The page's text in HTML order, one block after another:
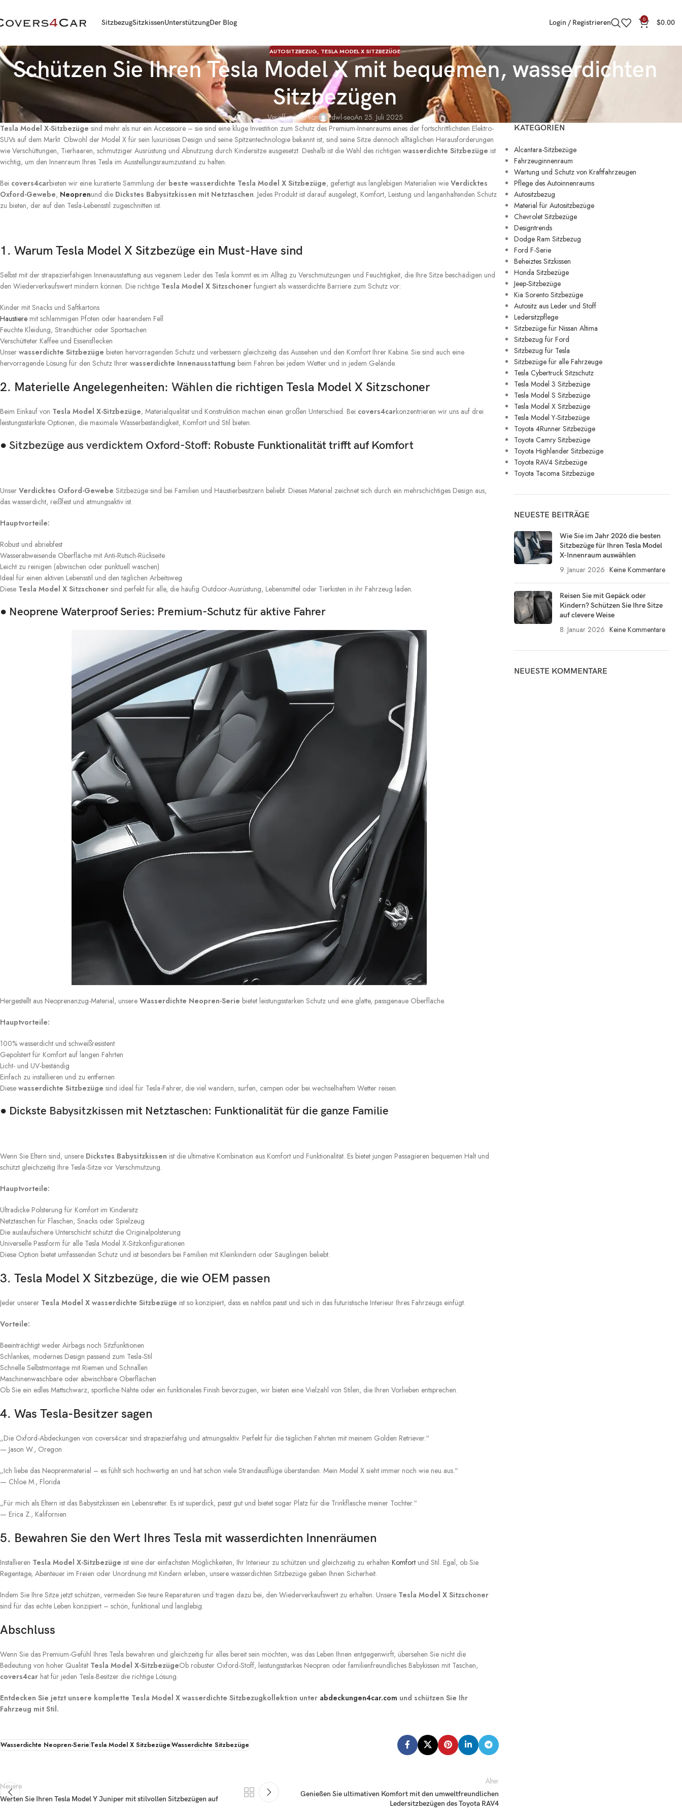
SitzbezugSitzkissenUnterstützungDer Blog Login / Registrieren 0 $0.00
AUTOSITZBEZUG, TESLA MODEL X SITZBEZÜGE
Schützen Sie Ihren Tesla Model X mit bequemen, wasserdichten
Sitzbezügen
Veröffentlicht von cdwl-seoAn 25. Juli 2025
Tesla Model X-Sitzbezüge sind mehr als nur ein Accessoire – sie sind eine kluge Investition zum Schutz des Premium-Innenraums eines der fortschrittlichsten Elektro-
SUVs auf dem Markt. Obwohl der Model X für sein luxuriöses Design und seine Spitzentechnologie bekannt ist, sind seine Sitze dennoch alltäglichen Herausforderungen
wie Verschüttungen, Tierhaaren, schmutziger Ausrüstung und Abnutzung durch Kindersitze ausgesetzt. Deshalb ist die Wahl des richtigen wasserdichte Sitzbezüge ist
wichtig, um den Innenraum Ihres Tesla im Ausstellungsraumzustand zu halten.
Bei covers4carbieten wir eine kuratierte Sammlung der beste wasserdichte Tesla Model X Sitzbezüge, gefertigt aus langlebigen Materialien wie Verdicktes
Oxford-Gewebe, Neoprenund die Dickstes Babysitzkissen mit Netztaschen. Jedes Produkt ist darauf ausgelegt, Komfort, Leistung und langanhaltenden Schutz
zu bieten, der auf den Tesla-Lebensstil zugeschnitten ist.
1. Warum Tesla Model X Sitzbezüge ein Must-Have sind
Selbst mit der strapazierfähigen Innenausstattung aus veganem Leder des Tesla kommt es im Alltag zu Verschmutzungen und Feuchtigkeit, die Ihre Sitze beschädigen und
den Wiederverkaufswert mindern können. Die richtige Tesla Model X Sitzschoner fungiert als wasserdichte Barriere zum Schutz vor:
Kinder mit Snacks und Saftkartons
Haustiere mit schlammigen Pfoten oder haarendem Fell
Feuchte Kleidung, Strandtücher oder Sportsachen
Verschütteter Kaffee und Essensflecken
Unser wasserdichte Sitzbezüge bieten hervorragenden Schutz und verbessern gleichzeitig das Aussehen und den Komfort Ihrer Kabine. Sie sind auch eine
hervorragende Lösung für den Schutz Ihrer wasserdichte Innenausstattung beim Fahren bei jedem Wetter und in jedem Gelände.
2. Materielle Angelegenheiten: Wählen die richtigen Tesla Model X Sitzschoner
Beim Einkauf von Tesla Model X-Sitzbezüge, Materialqualität und Konstruktion machen einen großen Unterschied. Bei covers4carkonzentrieren wir uns auf drei
leistungsstärkste Optionen, die maximale Wasserbeständigkeit, Komfort und Stil bieten.
● Sitzbezüge aus verdicktem Oxford-Stoff: Robuste Funktionalität trifft auf Komfort
Unser Verdicktes Oxford-Gewebe Sitzbezüge sind bei Familien und Haustierbesitzern beliebt. Dieses Material zeichnet sich durch ein mehrschichtiges Design aus,
das wasserdicht, reißfest und atmungsaktiv ist.
Hauptvorteile:
Robust und abriebfest
Wasserabweisende Oberfläche mit Anti-Rutsch-Rückseite
Leicht zu reinigen (abwischen oder punktuell waschen)
Ideal für einen aktiven Lebensstil und den täglichen Arbeitsweg
Diese Tesla Model X Sitzschoner sind perfekt für alle, die häufig Outdoor-Ausrüstung, Lebensmittel oder Tierkisten in ihr Fahrzeug laden.
● Neoprene Waterproof Series: Premium-Schutz für aktive Fahrer
Hergestellt aus Neoprenanzug-Material, unsere Wasserdichte Neopren-Serie bietet leistungsstarken Schutz und eine glatte, passgenaue Oberfläche.
Hauptvorteile:
100% wasserdicht und schweißresistent
Gepolstert für Komfort auf langen Fahrten
Licht- und UV-beständig
Einfach zu installieren und zu entfernen
Diese wasserdichte Sitzbezüge sind ideal für Tesla-Fahrer, die viel wandern, surfen, campen oder bei wechselhaftem Wetter reisen.
● Dickste Babysitzkissen mit Netztaschen: Funktionalität für die ganze Familie
Wenn Sie Eltern sind, unsere Dickstes Babysitzkissen ist die ultimative Kombination aus Komfort und Funktionalität. Es bietet jungen Passagieren bequemen Halt und
schützt gleichzeitig Ihre Tesla-Sitze vor Verschmutzung.
Hauptvorteile:
Ultradicke Polsterung für Komfort im Kindersitz
Netztaschen für Flaschen, Snacks oder Spielzeug
Die auslaufsichere Unterschicht schützt die Originalpolsterung
Universelle Passform für alle Tesla Model X-Sitzkonfigurationen
Diese Option bietet umfassenden Schutz und ist besonders bei Familien mit Kleinkindern oder Säuglingen beliebt.
3. Tesla Model X Sitzbezüge, die wie OEM passen
Jeder unserer Tesla Model X wasserdichte Sitzbezüge ist so konzipiert, dass es nahtlos passt und sich in das futuristische Interieur Ihres Fahrzeugs einfügt.
Vorteile:
Beeinträchtigt weder Airbags noch Sitzfunktionen
Schlankes, modernes Design passend zum Tesla-Stil
Schnelle Selbstmontage mit Riemen und Schnallen
Maschinenwaschbare oder abwischbare Oberflächen
Ob Sie ein edles Mattschwarz, sportliche Nähte oder ein funktionales Finish bevorzugen, wir bieten eine Vielzahl von Stilen, die Ihren Vorlieben entsprechen.
4. Was Tesla-Besitzer sagen
„Die Oxford-Abdeckungen von covers4car sind strapazierfähig und atmungsaktiv. Perfekt für die täglichen Fahrten mit meinem Golden Retriever.“
— Jason W., Oregon
„Ich liebe das Neoprenmaterial – es fühlt sich hochwertig an und hat schon viele Strandausflüge überstanden. Mein Model X sieht immer noch wie neu aus.“
— Chloe M., Florida
„Für mich als Eltern ist das Babysitzkissen ein Lebensretter. Es ist superdick, passt gut und bietet sogar Platz für die Trinkflasche meiner Tochter.“
— Erica Z., Kalifornien
5. Bewahren Sie den Wert Ihres Tesla mit wasserdichten Innenräumen
Installieren Tesla Model X-Sitzbezüge ist eine der einfachsten Möglichkeiten, Ihr Interieur zu schützen und gleichzeitig zu erhalten Komfort und Stil. Egal, ob Sie
Regentage, Abenteuer im Freien oder Unordnung mit Kindern erleben, unsere wasserdichten Sitzbezüge geben Ihnen Sicherheit.
Indem Sie Ihre Sitze jetzt schützen, vermeiden Sie teure Reparaturen und tragen dazu bei, den Wiederverkaufswert zu erhalten. Unsere Tesla Model X Sitzschoner
sind für das echte Leben konzipiert – schön, funktional und langlebig.
Abschluss
Wenn Sie das Premium-Gefühl Ihres Tesla bewahren und gleichzeitig für alles bereit sein möchten, was das Leben Ihnen entgegenwirft, übersehen Sie nicht die
Bedeutung von hoher Qualität Tesla Model X-SitzbezügeOb robuster Oxford-Stoff, leistungsstarkes Neopren oder familienfreundliches Babykissen mit Taschen,
covers4car hat für jeden Tesla-Besitzer die richtige Lösung.
Entdecken Sie jetzt unsere komplette Tesla Model X wasserdichte Sitzbezugkollektion unter abdeckungen4car.com und schützen Sie Ihr
Fahrzeug mit Stil.
Wasserdichte Neopren-SerieTesla Model X SitzbezügeWasserdichte Sitzbezüge
Neuere
Werten Sie Ihren Tesla Model Y Juniper mit stilvollen Sitzbezügen auf
Älter
Genießen Sie ultimativen Komfort mit den umweltfreundlichen
Ledersitzbezügen des Toyota RAV4
KATEGORIEN
Alcantara-Sitzbezüge
Fahrzeuginnenraum
Wartung und Schutz von Kraftfahrzeugen
Pflege des Autoinnenraums
Autositzbezug
Material für Autositzbezüge
Chevrolet Sitzbezüge
Designtrends
Dodge Ram Sitzbezug
Ford F-Serie
Beheiztes Sitzkissen
Honda Sitzbezüge
Jeep-Sitzbezüge
Kia Sorento Sitzbezüge
Autositz aus Leder und Stoff
Ledersitzpflege
Sitzbezüge für Nissan Altima
Sitzbezug für Ford
Sitzbezug für Tesla
Sitzbezüge für alle Fahrzeuge
Tesla Cybertruck Sitzschutz
Tesla Model 3 Sitzbezüge
Tesla Model S Sitzbezüge
Tesla Model X Sitzbezüge
Tesla Model Y-Sitzbezüge
Toyota 4Runner Sitzbezüge
Toyota Camry Sitzbezüge
Toyota Highlander Sitzbezüge
Toyota RAV4 Sitzbezüge
Toyota Tacoma Sitzbezüge
NEUESTE BEITRÄGE
Wie Sie im Jahr 2026 die besten
Sitzbezüge für Ihren Tesla Model
X-Innenraum auswählen
9. Januar 2026 Keine Kommentare
Reisen Sie mit Gepäck oder
Kindern? Schützen Sie Ihre Sitze
auf clevere Weise
8. Januar 2026 Keine Kommentare
NEUESTE KOMMENTARE